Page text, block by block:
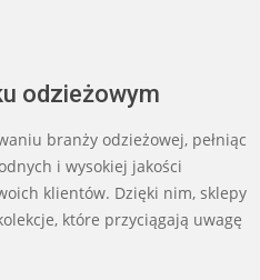
odzieżowym
branży odzieżowej, pełniąc
i wysokiej jakości
klientów. Dzięki nim, sklepy
które przyciągają uwagę